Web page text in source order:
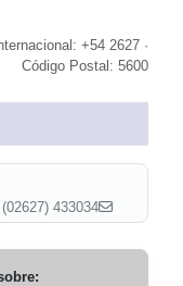
+54 2627 ·
Código Postal: 5600
(02627) 433034